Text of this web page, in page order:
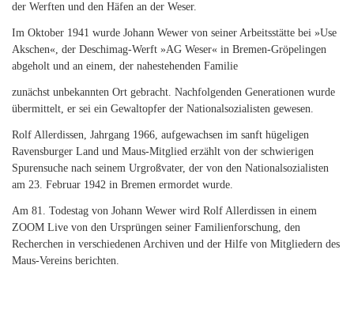
der Werften und den Häfen an der Weser.
Im Oktober 1941 wurde Johann Wewer von seiner Arbeitsstätte bei »Use
Akschen«, der Deschimag-Werft »AG Weser« in Bremen-Gröpelingen
abgeholt und an einem, der nahestehenden Familie
zunächst unbekannten Ort gebracht. Nachfolgenden Generationen wurde
übermittelt, er sei ein Gewaltopfer der Nationalsozialisten gewesen.
Rolf Allerdissen, Jahrgang 1966, aufgewachsen im sanft hügeligen
Ravensburger Land und Maus-Mitglied erzählt von der schwierigen
Spurensuche nach seinem Urgroßvater, der von den Nationalsozialisten
am 23. Februar 1942 in Bremen ermordet wurde.
Am 81. Todestag von Johann Wewer wird Rolf Allerdissen in einem
ZOOM Live von den Ursprüngen seiner Familienforschung, den
Recherchen in verschiedenen Archiven und der Hilfe von Mitgliedern des
Maus-Vereins berichten.